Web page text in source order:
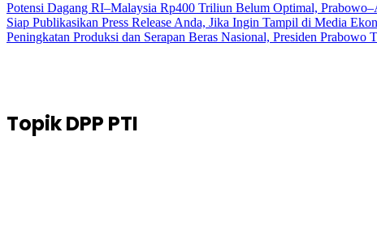
Potensi Dagang RI–Malaysia Rp400 Triliun Belum Optimal,
Siap Publikasikan Press Release Anda, Jika Ingin Tampil di Media
Peningkatan Produksi dan Serapan Beras Nasional, Presiden Prabowo
TopikDPP PTI